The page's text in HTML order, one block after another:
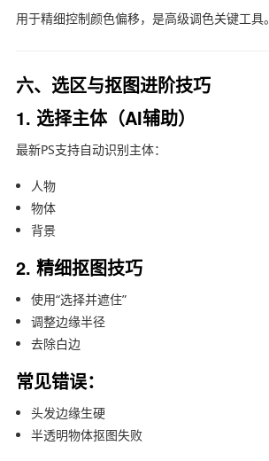
用于精细控制颜色偏移，是高级调色关键工具。
六、选区与抠图进阶技巧
1. 选择主体（AI辅助）
最新PS支持自动识别主体：
人物
物体
背景
2. 精细抠图技巧
使用“选择并遮住”
调整边缘半径
去除白边
常见错误：
头发边缘生硬
半透明物体抠图失败